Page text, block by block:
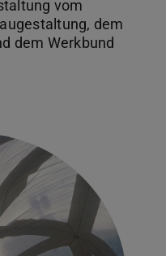
vom
dem
dem Werkbund